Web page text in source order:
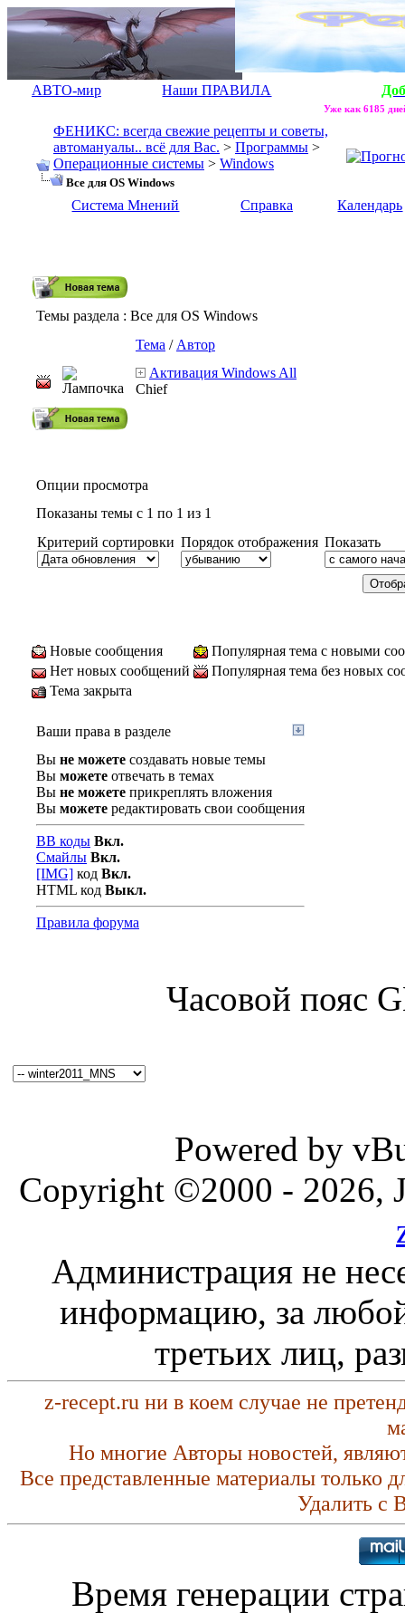
АВТО-мир Наши ПРАВИЛА
Уже как 6185
ФЕНИКС: всегда свежие рецепты и советы,
автомануалы.. всё для Вас. > Программы >
Операционные системы > Windows
Все для OS Windows
Система Мнений Справка Календарь
Темы раздела : Все для OS Windows
Тема / Автор
Активация Windows All
Chief
Опции просмотра
Показаны темы с 1 по 1 из 1
Критерий сортировки Порядок отображения Показать
Новые сообщения
Популярная тема с новыми
Нет новых сообщений
Популярная тема без новых
Тема закрыта
Ваши права в разделе
Вы не можете создавать новые темы
Вы можете отвечать в темах
Вы не можете прикреплять вложения
Вы можете редактировать свои сообщения
BB коды Вкл.
Смайлы Вкл.
[IMG] код Вкл.
HTML код Выкл.
Правила форума
Часовой пояс
Powered by
Copyright ©2000 - 2026,
Администрация не
информацию, за любой
третьих лиц,
z-recept.ru ни в коем случае не
Но многие Авторы новостей,
Все представленные материалы только
Удалить с
Время генерации